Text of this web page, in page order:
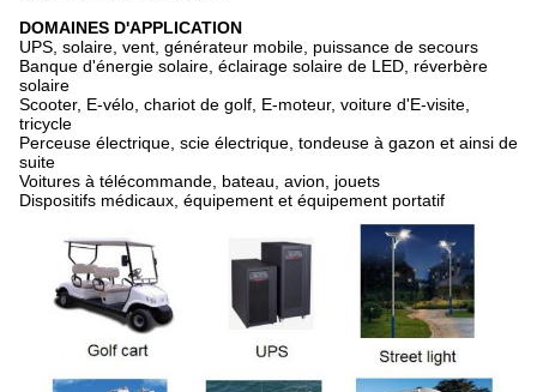
DOMAINES D'APPLICATION
UPS, solaire, vent, générateur mobile, puissance de secours
Banque d'énergie solaire, éclairage solaire de LED, réverbère
solaire
Scooter, E-vélo, chariot de golf, E-moteur, voiture d'E-visite,
tricycle
Perceuse électrique, scie électrique, tondeuse à gazon et ainsi de
suite
Voitures à télécommande, bateau, avion, jouets
Dispositifs médicaux, équipement et équipement portatif